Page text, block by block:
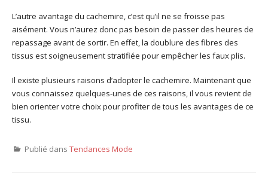
L’autre avantage du cachemire, c’est qu’il ne se froisse pas
aisément. Vous n’aurez donc pas besoin de passer des heures de
repassage avant de sortir. En effet, la doublure des fibres des
tissus est soigneusement stratifiée pour empêcher les faux plis.
Il existe plusieurs raisons d’adopter le cachemire. Maintenant que
vous connaissez quelques-unes de ces raisons, il vous revient de
bien orienter votre choix pour profiter de tous les avantages de ce
tissu.
Publié dans Tendances Mode